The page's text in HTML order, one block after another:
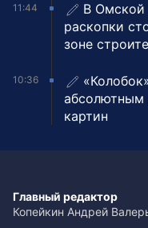
11:44
В Омской
раскопки
зоне
10:36
абсолютным
картин
Главный редактор
Копейкин Андрей